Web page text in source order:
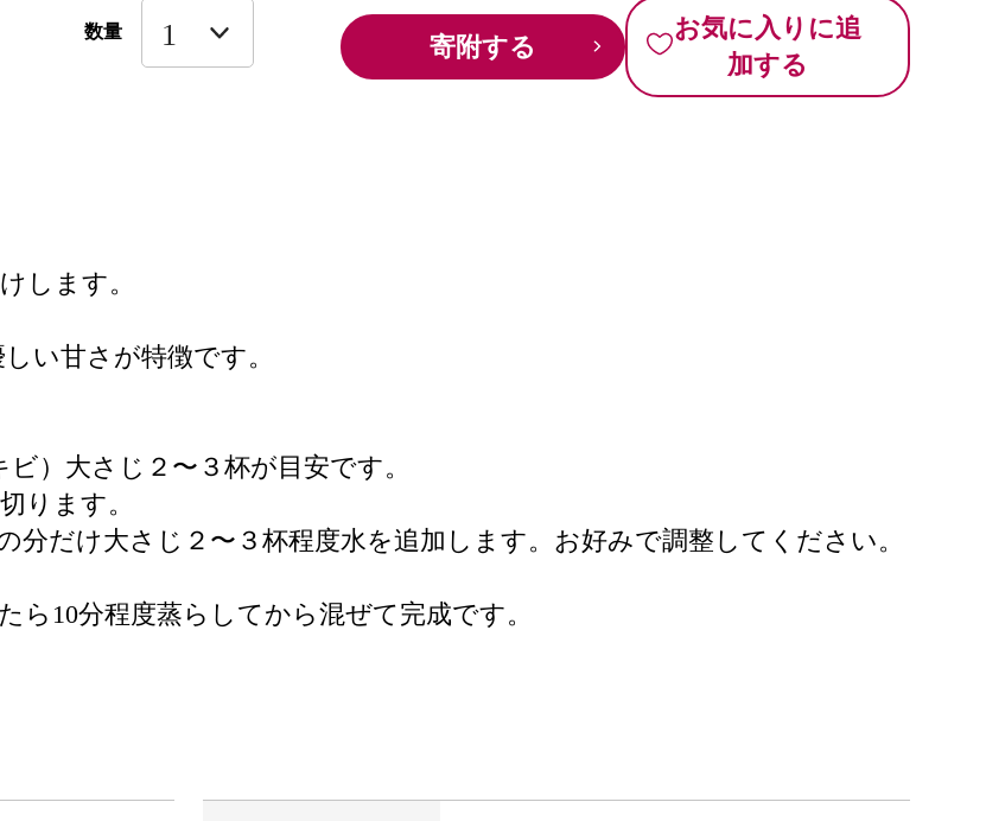
数量 寄附する
お気に入りに追
加する
します。
い甘さが特徴です。
）大さじ２〜３杯が目安です。
ります。
分だけ大さじ２〜３杯程度水を追加します。お好みで調整してください。
ら10分程度蒸らしてから混ぜて完成です。